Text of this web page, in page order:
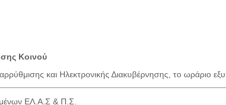
Κοινού
και Ηλεκτρονικής Διακυβέρνησης, το ωράριο
ΕΛ.Α.Σ & Π.Σ.